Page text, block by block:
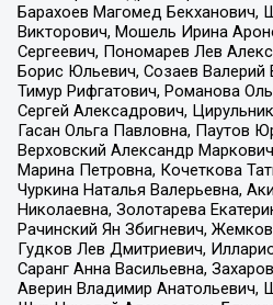
Барахоев Магомед Бекханович,
Викторович, Мошель Ирина
Сергеевич, Пономарев Лев
Борис Юльевич, Созаев Валерий
Тимур Рифгатович, Романова
Сергей Алексадрович,
Гасан Ольга Павловна, Паутов
Верховский Александр
Марина Петровна, Кочеткова
Чуркина Наталья Валерьевна,
Николаевна, Золотарева
Рачинский Ян Збигневич,
Гудков Лев Дмитриевич,
Саранг Анна Васильевна,
Аверин Владимир Анатольевич,